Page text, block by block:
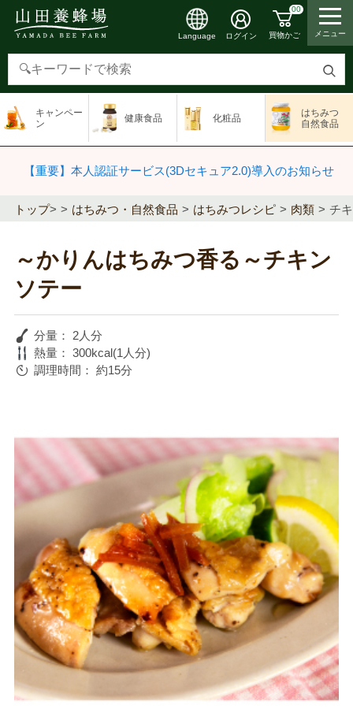
検
す
Language ログイン
00
買物かご メニュー
キャンペー
ン
健康食品 化粧品
はちみつ
自然食品
【重要】本人認証サービス(3Dセキュア2.0)導入のお知らせ
トップ> はちみつ・自然食品 はちみつレシピ 肉類 チ
～かりんはちみつ香る～チキン
ソテー
分量：
2人分
熱量： 300kcal(1人分)
調理時間： 約15分